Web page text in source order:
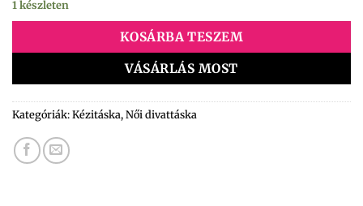
1 készleten
KOSÁRBA TESZEM
VÁSÁRLÁS MOST
Kategóriák:Kézitáska,Női divattáska